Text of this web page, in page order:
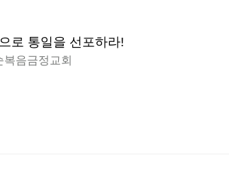
로 통일을 선포하라!
복음금정교회